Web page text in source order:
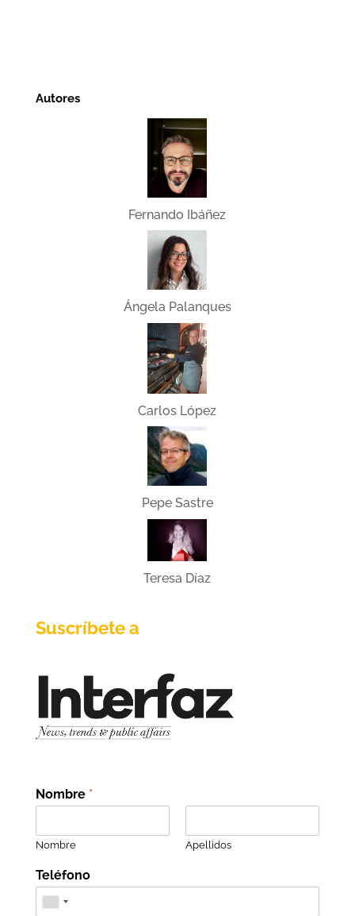
Autores
Fernando Ibáñez
Ángela Palanques
Carlos López
Pepe Sastre
Teresa Díaz
Suscríbete a
Nombre *
Nombre Apellidos
Teléfono